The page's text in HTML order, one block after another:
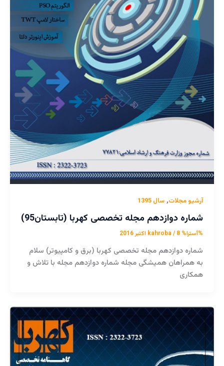
آرشیو مجلات, سال 1395
شماره دوازدهم مجله تخصصی کهربا (تابستان95)
%آسترا% kahroba/ 8 اکتبر 2016
شماره دوازدهم مجله تخصصی کهربا (برق و کامپیوتر) سلام
به همراهان همیشگی مجله شماره دوازدهم مجله با تلاش و
همکاری